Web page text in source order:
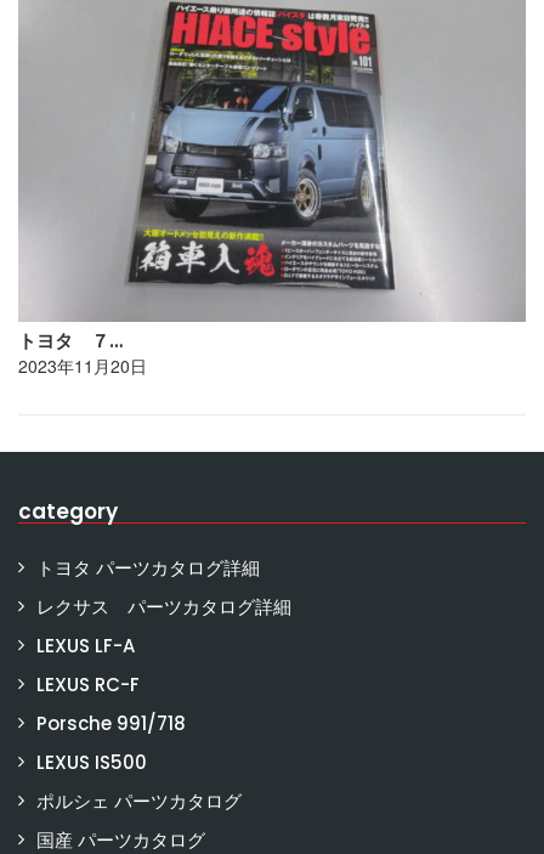
トヨタ ７…
2023年11月20日
category
トヨタ パーツカタログ詳細
レクサス パーツカタログ詳細
LEXUS LF-A
LEXUS RC-F
Porsche 991/718
LEXUS IS500
ポルシェ パーツカタログ
国産 パーツカタログ